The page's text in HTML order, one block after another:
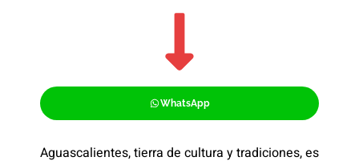
WhatsApp
Aguascalientes, tierra de cultura y tradiciones, es